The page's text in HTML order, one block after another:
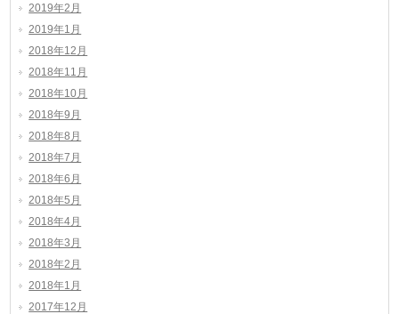
2019年2月
2019年1月
2018年12月
2018年11月
2018年10月
2018年9月
2018年8月
2018年7月
2018年6月
2018年5月
2018年4月
2018年3月
2018年2月
2018年1月
2017年12月